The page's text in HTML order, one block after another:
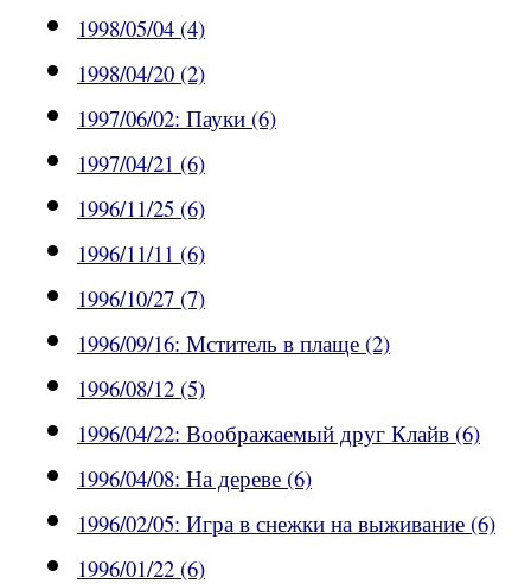
1998/05/04 (4)
1998/04/20 (2)
1997/06/02: Пауки (6)
1997/04/21 (6)
1996/11/25 (6)
1996/11/11 (6)
1996/10/27 (7)
1996/09/16: Мститель в плаще (2)
1996/08/12 (5)
1996/04/22: Воображаемый друг Клайв (6)
1996/04/08: На дереве (6)
1996/02/05: Игра в снежки на выживание (6)
1996/01/22 (6)